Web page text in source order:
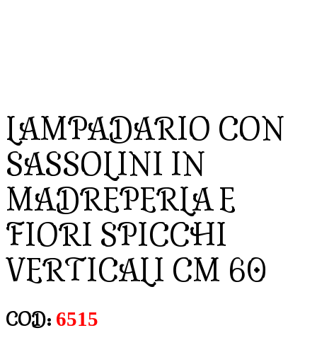
LAMPADARIO CON
SASSOLINI IN
MADREPERLA E
FIORI SPICCHI
VERTICALI CM 60
COD: 6515